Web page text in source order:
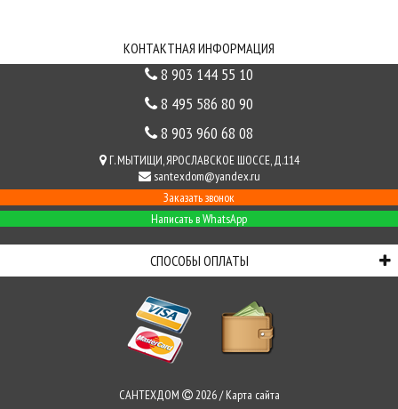
КОНТАКТНАЯ ИНФОРМАЦИЯ
8 903 144 55 10
8 495 586 80 90
8 903 960 68 08
Г. МЫТИЩИ, ЯРОСЛАВСКОЕ ШОССЕ, Д.114
santexdom@yandex.ru
Заказать звонок
Написать в WhatsApp
СПОСОБЫ ОПЛАТЫ
САНТЕХДОМ 2026 /Карта сайта